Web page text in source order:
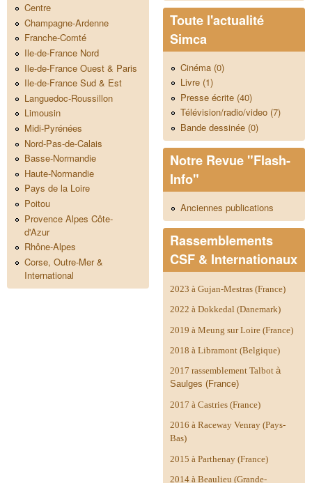
Centre
Champagne-Ardenne
Franche-Comté
Ile-de-France Nord
Ile-de-France Ouest & Paris
Ile-de-France Sud & Est
Languedoc-Roussillon
Limousin
Midi-Pyrénées
Nord-Pas-de-Calais
Basse-Normandie
Haute-Normandie
Pays de la Loire
Poitou
Provence Alpes Côte-
d'Azur
Rhône-Alpes
Corse, Outre-Mer &
International
Toute l'actualité
Simca
Cinéma (0)
Livre (1)
Presse écrite (40)
Télévision/radio/video (7)
Bande dessinée (0)
Notre Revue "Flash-
Info"
Anciennes publications
Rassemblements
CSF & Internationaux
2023 à Gujan-Mestras (France)
2022 à Dokkedal (Danemark)
2019 à Meung sur Loire (France)
2018 à Libramont (Belgique)
2017 rassemblement Talbot à
Saulges (France)
2017 à Castries (France)
2016 à Raceway Venray (Pays-
Bas)
2015 à Parthenay (France)
2014 à Beaulieu (Grande-